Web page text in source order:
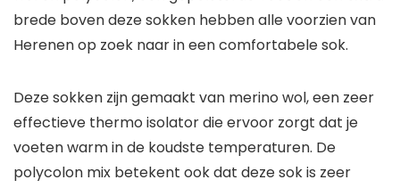
brede boven deze sokken hebben alle voorzien van
Herenen op zoek naar in een comfortabele sok.
Deze sokken zijn gemaakt van merino wol, een zeer
effectieve thermo isolator die ervoor zorgt dat je
voeten warm in de koudste temperaturen. De
polycolon mix betekent ook dat deze sok is zeer